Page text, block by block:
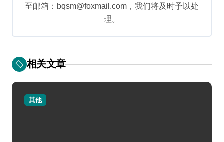
至邮箱：bqsm@foxmail.com，我们将及时予以处
理。
相关文章
其他